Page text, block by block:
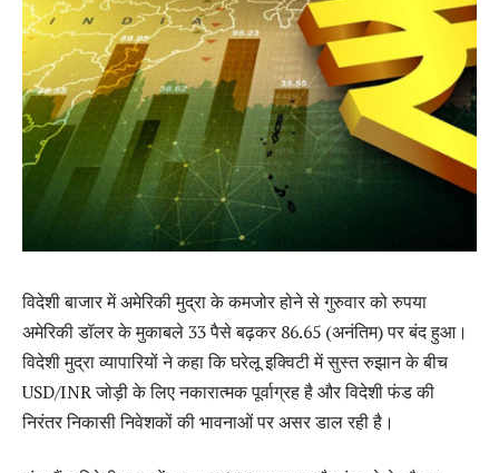
विदेशी बाजार में अमेरिकी मुद्रा के कमजोर होने से गुरुवार को रुपया
अमेरिकी डॉलर के मुकाबले 33 पैसे बढ़कर 86.65 (अनंतिम) पर बंद हुआ।
विदेशी मुद्रा व्यापारियों ने कहा कि घरेलू इक्विटी में सुस्त रुझान के बीच
USD/INR जोड़ी के लिए नकारात्मक पूर्वाग्रह है और विदेशी फंड की
निरंतर निकासी निवेशकों की भावनाओं पर असर डाल रही है।